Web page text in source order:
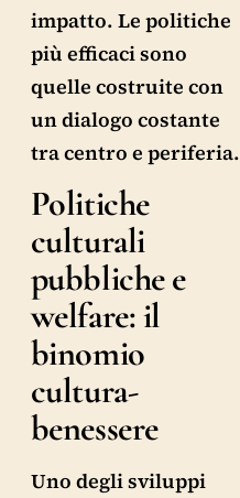
impatto. Le politiche
più efficaci sono
quelle costruite con
un dialogo costante
tra centro e periferia.
Politiche
culturali
pubbliche e
welfare: il
binomio
cultura-
benessere
Uno degli sviluppi